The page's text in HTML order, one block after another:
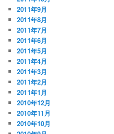
2011年9月
2011年8月
2011年7月
2011年6月
2011年5月
2011年4月
2011年3月
2011年2月
2011年1月
2010年12月
2010年11月
2010年10月